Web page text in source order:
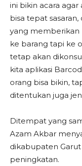
ini bikin acara agar
bisa tepat
yang memberikan
ke barang tapi ke
tetap akan
kita aplikasi
orang bisa bikin,
ditentukan juga
Ditempat yang
Azam Akbar
dikabupaten
peningkatan.